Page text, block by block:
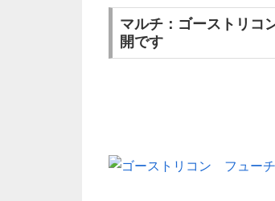
マルチ：ゴーストリコ
開です